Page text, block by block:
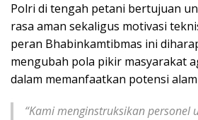
Polri di tengah petani bertujuan
rasa aman sekaligus motivasi
peran Bhabinkamtibmas ini
mengubah pola pikir masyarakat
dalam memanfaatkan potensi
“Kami menginstruksikan personel